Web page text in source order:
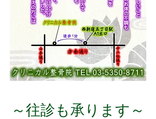
～往診も承ります～